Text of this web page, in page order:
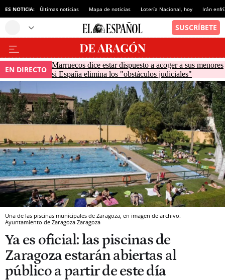
ES NOTICIA: Últimas noticias Mapa de noticias Lotería Nacional, hoy Irán
EN DIRECTO Marruecos dice estar dispuesto a acoger a sus menores
si España elimina los "obstáculos judiciales"
Una de las piscinas municipales de Zaragoza, en imagen de archivo.
Ayuntamiento de Zaragoza Zaragoza
Ya es oficial: las piscinas de
Zaragoza estarán abiertas al
público a partir de este día